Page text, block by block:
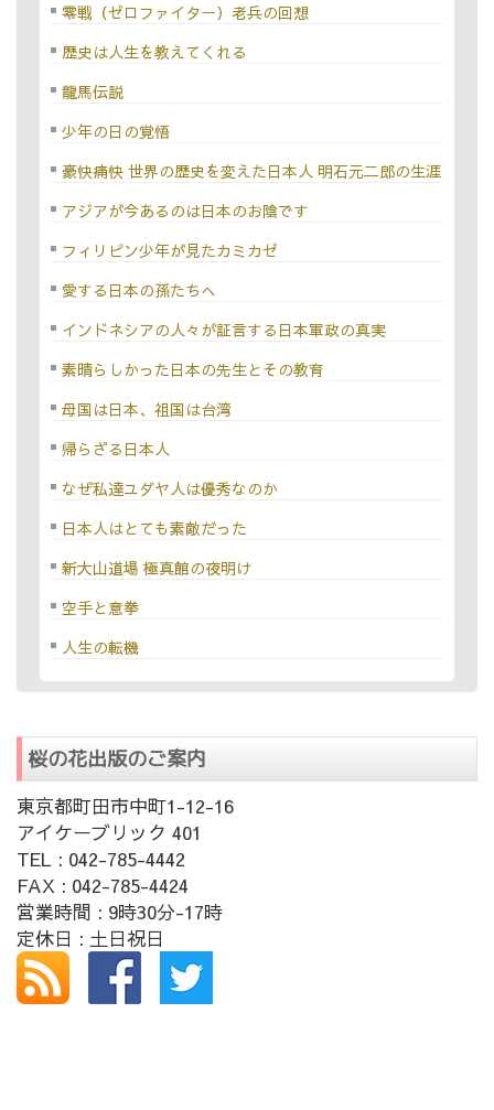
零戦（ゼロファイター）老兵の回想
歴史は人生を教えてくれる
龍馬伝説
少年の日の覚悟
豪快痛快 世界の歴史を変えた日本人 明石元二郎の生涯
アジアが今あるのは日本のお陰です
フィリピン少年が見たカミカゼ
愛する日本の孫たちへ
インドネシアの人々が証言する日本軍政の真実
素晴らしかった日本の先生とその教育
母国は日本、祖国は台湾
帰らざる日本人
なぜ私達ユダヤ人は優秀なのか
日本人はとても素敵だった
新大山道場 極真館の夜明け
空手と意拳
人生の転機
桜の花出版のご案内
東京都町田市中町1-12-16
アイケーブリック 401
TEL : 042-785-4442
FAX : 042-785-4424
営業時間 : 9時30分-17時
定休日 : 土日祝日